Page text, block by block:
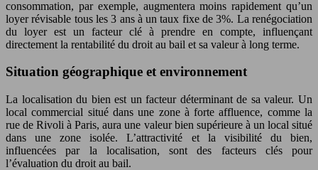
consommation, par exemple, augmentera moins rapidement qu’un
loyer révisable tous les 3 ans à un taux fixe de 3%. La renégociation
du loyer est un facteur clé à prendre en compte, influençant
directement la rentabilité du droit au bail et sa valeur à long terme.
Situation géographique et environnement
La localisation du bien est un facteur déterminant de sa valeur. Un
local commercial situé dans une zone à forte affluence, comme la
rue de Rivoli à Paris, aura une valeur bien supérieure à un local situé
dans une zone isolée. L’attractivité et la visibilité du bien,
influencées par la localisation, sont des facteurs clés pour
l’évaluation du droit au bail.